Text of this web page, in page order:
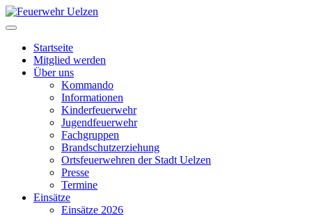
Startseite
Mitglied werden
Über uns
Kommando
Informationen
Kinderfeuerwehr
Jugendfeuerwehr
Fachgruppen
Brandschutzerziehung
Ortsfeuerwehren der Stadt Uelzen
Presse
Termine
Einsätze
Einsätze 2026